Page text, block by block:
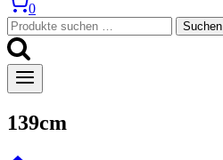
0
Suchen
nach:
Suchen
139cm